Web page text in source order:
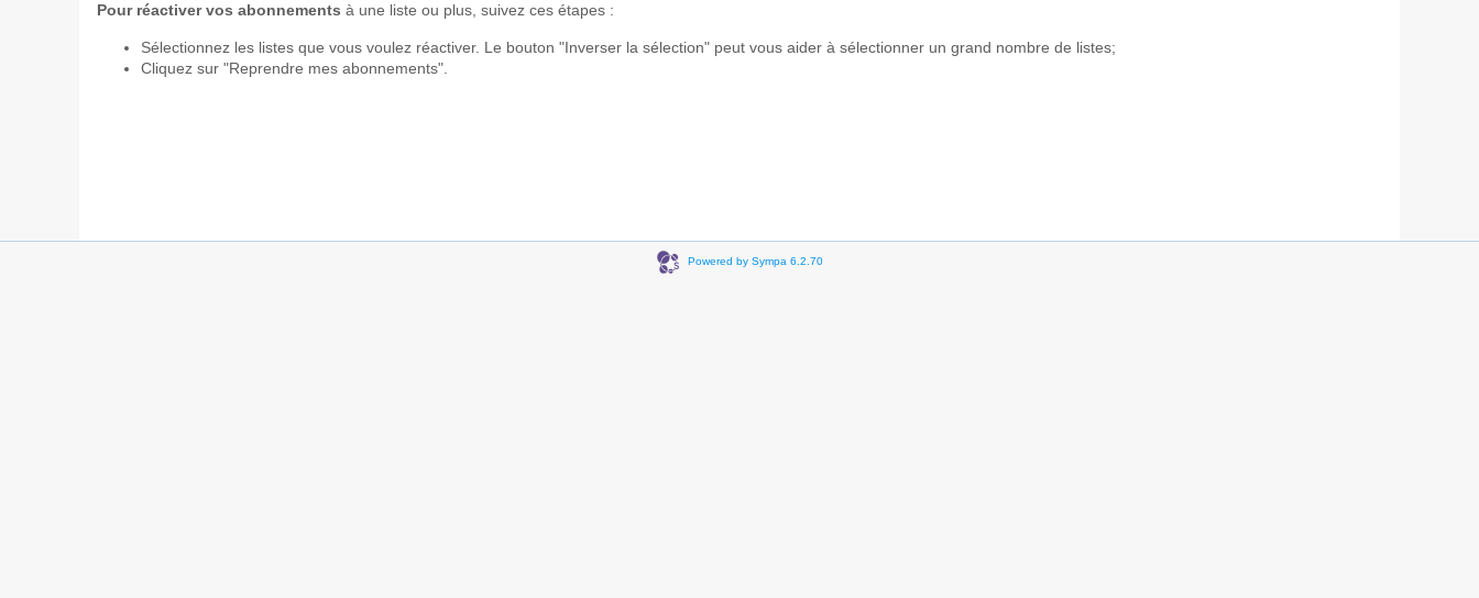
Pour réactiver vos abonnements à une liste ou plus, suivez ces étapes :
Sélectionnez les listes que vous voulez réactiver. Le bouton "Inverser la sélection" peut vous aider à sélectionner un grand nombre de listes;
Cliquez sur "Reprendre mes abonnements".
Powered by Sympa 6.2.70